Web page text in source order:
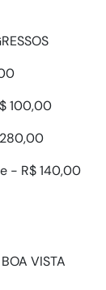
100,00
- R$ 140,00
VISTA